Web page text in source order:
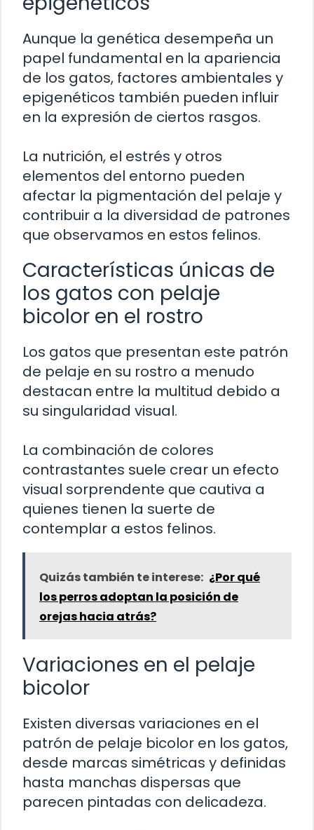
Aunque la genética desempeña un
papel fundamental en la apariencia
de los gatos, factores ambientales y
epigenéticos también pueden influir
en la expresión de ciertos rasgos.
La nutrición, el estrés y otros
elementos del entorno pueden
afectar la pigmentación del pelaje y
contribuir a la diversidad de patrones
que observamos en estos felinos.
Características únicas de
los gatos con pelaje
bicolor en el rostro
Los gatos que presentan este patrón
de pelaje en su rostro a menudo
destacan entre la multitud debido a
su singularidad visual.
La combinación de colores
contrastantes suele crear un efecto
visual sorprendente que cautiva a
quienes tienen la suerte de
contemplar a estos felinos.
Quizás también te interese: ¿Por qué
los perros adoptan la posición de
orejas hacia atrás?
Variaciones en el pelaje
bicolor
Existen diversas variaciones en el
patrón de pelaje bicolor en los gatos,
desde marcas simétricas y definidas
hasta manchas dispersas que
parecen pintadas con delicadeza.